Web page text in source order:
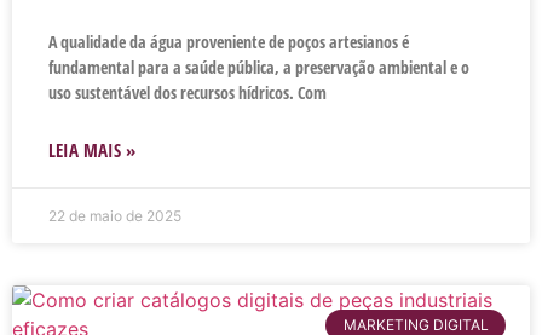
A qualidade da água proveniente de poços artesianos é
fundamental para a saúde pública, a preservação ambiental e o
uso sustentável dos recursos hídricos. Com
LEIA MAIS »
22 de maio de 2025
MARKETING DIGITAL